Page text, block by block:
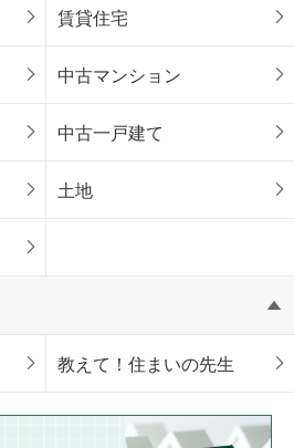
賃貸住宅
中古マンション
中古一戸建て
土地
教えて！住まいの先生